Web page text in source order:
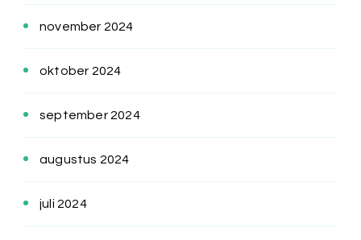
november 2024
oktober 2024
september 2024
augustus 2024
juli 2024